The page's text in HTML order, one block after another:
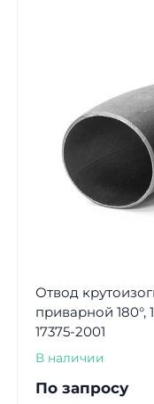
Отвод
приварной 180°,
17375-2001
В наличии
По запросу